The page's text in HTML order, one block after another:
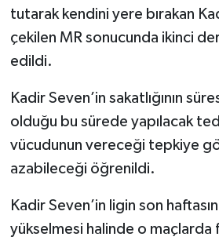
tutarak kendini yere bırakan
çekilen MR sonucunda ikinci
edildi.
Kadir Seven’in sakatlığının
olduğu bu sürede yapılacak
vücudunun vereceği tepkiye
azabileceği öğrenildi.
Kadir Seven’in ligin son
yükselmesi halinde o maçlarda